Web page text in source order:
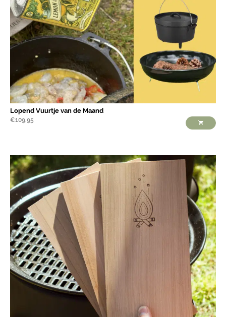
Lopend Vuurtje van de Maand
€109,95